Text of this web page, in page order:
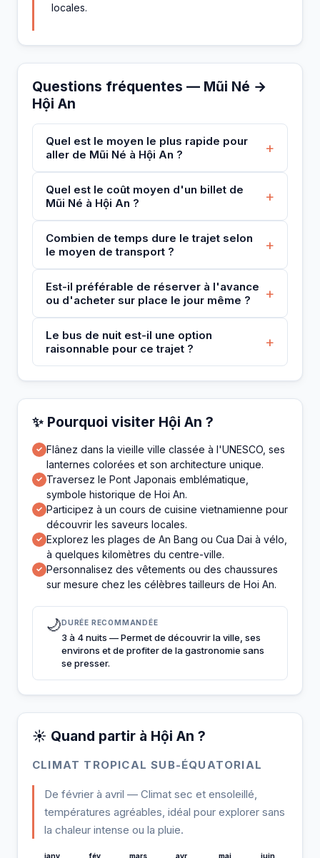
locales.
Questions fréquentes — Mũi Né →
Hội An
Quel est le moyen le plus rapide pour
aller de Mũi Né à Hội An ?
+
Quel est le coût moyen d'un billet de
Mũi Né à Hội An ?
+
Combien de temps dure le trajet selon
le moyen de transport ?
+
Est-il préférable de réserver à l'avance
ou d'acheter sur place le jour même ?
+
Le bus de nuit est-il une option
raisonnable pour ce trajet ?
+
✨ Pourquoi visiter Hội An ?
✓ Flânez dans la vieille ville classée à l'UNESCO, ses
lanternes colorées et son architecture unique.
✓ Traversez le Pont Japonais emblématique,
symbole historique de Hoi An.
✓ Participez à un cours de cuisine vietnamienne pour
découvrir les saveurs locales.
✓ Explorez les plages de An Bang ou Cua Dai à vélo,
à quelques kilomètres du centre-ville.
✓ Personnalisez des vêtements ou des chaussures
sur mesure chez les célèbres tailleurs de Hoi An.
🌙DURÉE RECOMMANDÉE
3 à 4 nuits — Permet de découvrir la ville, ses
environs et de profiter de la gastronomie sans
se presser.
☀️ Quand partir à Hội An ?
CLIMAT TROPICAL SUB-ÉQUATORIAL
De février à avril — Climat sec et ensoleillé,
températures agréables, idéal pour explorer sans
la chaleur intense ou la pluie.
janv fév mars avr mai juin